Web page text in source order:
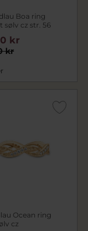
Boa ring
sølv cz str. 56
kr
kr
Ocean ring
cz